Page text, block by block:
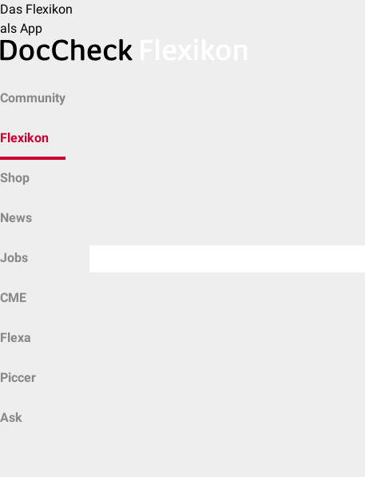
Das Flexikon
als App
Community
Flexikon
Shop
News
Jobs
CME
Flexa
Piccer
Ask